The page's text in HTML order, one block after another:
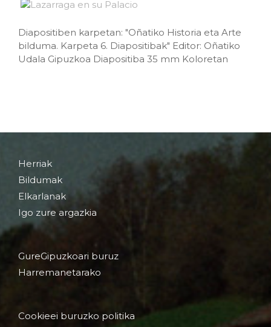
Diapositiben karpetan: "Oñatiko Historia eta Arte
bilduma. Karpeta 6. Diapositibak" Editor: Oñatiko
Udala Gipuzkoa Diapositiba 35 mm Koloretan
Herriak
Bildumak
Elkarlanak
Igo zure argazkia
GureGipuzkoari buruz
Harremanetarako
Cookieei buruzko politika